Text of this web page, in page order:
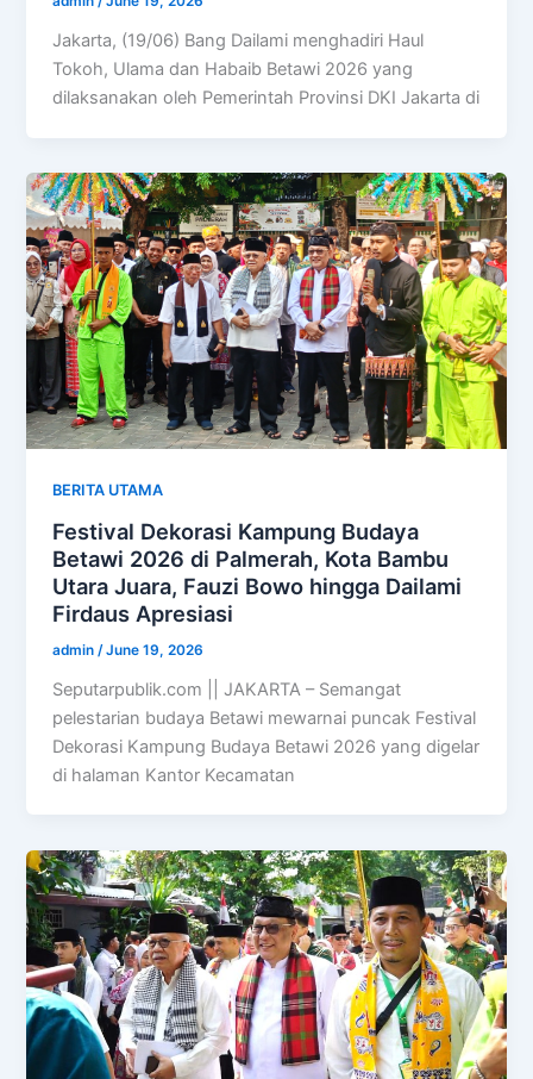
Jakarta, (19/06) Bang Dailami menghadiri Haul
Tokoh, Ulama dan Habaib Betawi 2026 yang
dilaksanakan oleh Pemerintah Provinsi DKI Jakarta di
BERITA UTAMA
Festival Dekorasi Kampung Budaya
Betawi 2026 di Palmerah, Kota Bambu
Utara Juara, Fauzi Bowo hingga Dailami
Firdaus Apresiasi
admin /June 19, 2026
Seputarpublik.com || JAKARTA – Semangat
pelestarian budaya Betawi mewarnai puncak Festival
Dekorasi Kampung Budaya Betawi 2026 yang digelar
di halaman Kantor Kecamatan